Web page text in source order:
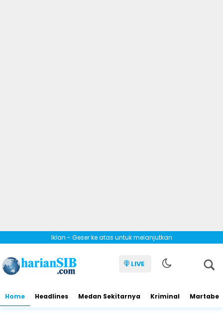
Iklan - Geser ke atas untuk melanjutkan
LIVE
Home Headlines Medan Sekitarnya Kriminal Martabe